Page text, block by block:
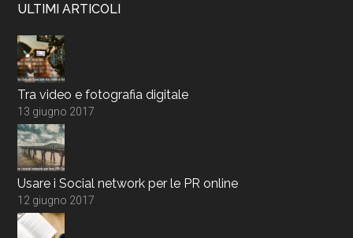
ULTIMI ARTICOLI
Tra video e fotografia digitale
13 giugno 2017
Usare i Social network per le PR online
12 giugno 2017